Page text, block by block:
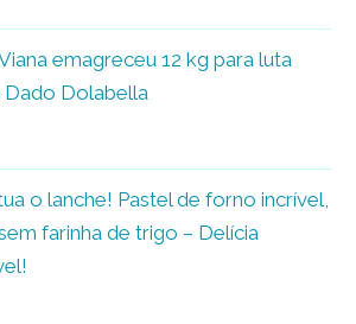
emagreceu 12 kg para luta
Dolabella
o lanche! Pastel de forno incrível,
farinha de trigo – Delícia